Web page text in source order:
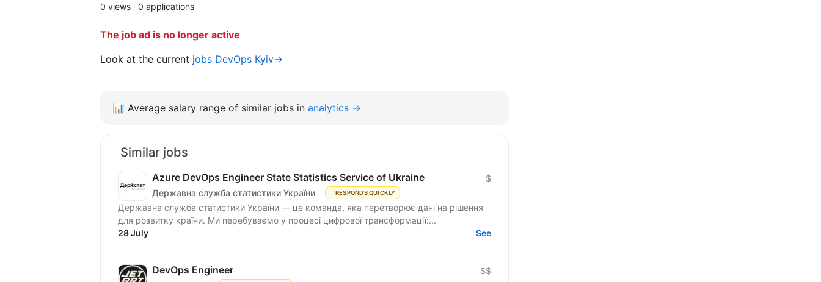
0 views · 0 applications
The job ad is no longer active
Look at the current jobs DevOps Kyiv→
📊 Average salary range of similar jobs in analytics →
Similar jobs
Azure DevOps Engineer State Statistics Service of Ukraine
Державна служба статистики України RESPONDS QUICKLY
$
Державна служба статистики України — це команда, яка перетворює дані на рішення
для розвитку країни. Ми перебуваємо у процесі цифрової трансформації:...
28 July
See
DevOps Engineer $$